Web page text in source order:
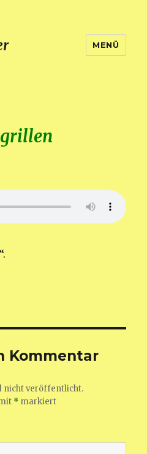
MENÜ
Kommentar
nicht veröffentlicht.
* markiert